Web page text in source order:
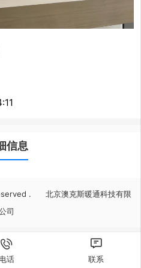
信息
. 北京澳克斯暖通科技有限
司

电话

联系